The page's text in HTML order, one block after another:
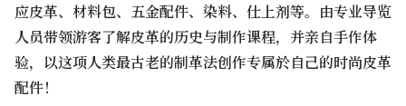
应皮革、材料包、五金配件、染料、仕上剂等。由专业导览
人员带领游客了解皮革的历史与制作课程，并亲自手作体
验，以这项人类最古老的制革法创作专属於自己的时尚皮革
配件！